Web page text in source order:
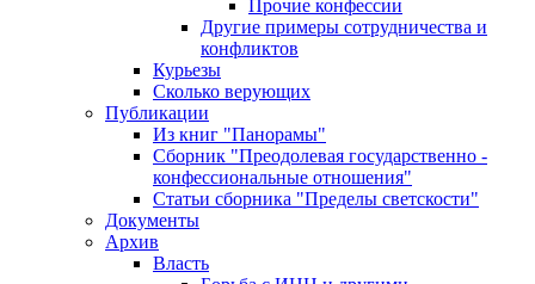
Прочие конфессии
Другие примеры сотрудничества и
конфликтов
Курьезы
Сколько верующих
Публикации
Из книг "Панорамы"
Сборник "Преодолевая государственно -
конфессиональные отношения"
Статьи сборника "Пределы светскости"
Документы
Архив
Власть